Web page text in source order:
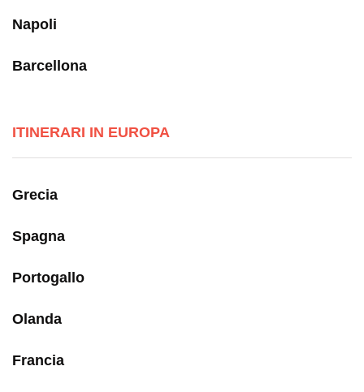
Napoli
Barcellona
ITINERARI IN EUROPA
Grecia
Spagna
Portogallo
Olanda
Francia